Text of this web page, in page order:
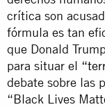
crítica son
fórmula es tan
que Donald
para situar el
debate sobre las
“Black Lives